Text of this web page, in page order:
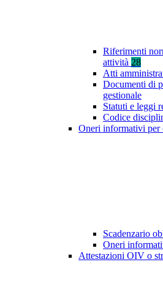
Riferimenti
attività 28
Atti
Documenti di
gestionale
Statuti e leggi
Codice
Oneri informativi per
Scadenzario
Oneri
Attestazioni OIV o